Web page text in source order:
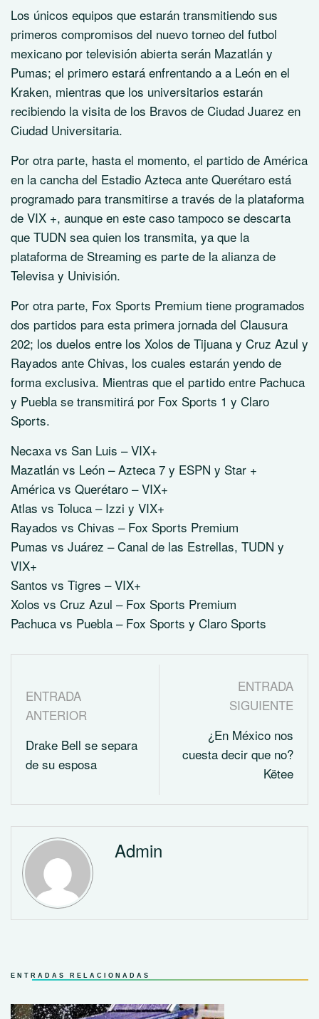
Los únicos equipos que estarán transmitiendo sus
primeros compromisos del nuevo torneo del futbol
mexicano por televisión abierta serán Mazatlán y
Pumas; el primero estará enfrentando a a León en el
Kraken, mientras que los universitarios estarán
recibiendo la visita de los Bravos de Ciudad Juarez en
Ciudad Universitaria.
Por otra parte, hasta el momento, el partido de América
en la cancha del Estadio Azteca ante Querétaro está
programado para transmitirse a través de la plataforma
de VIX +, aunque en este caso tampoco se descarta
que TUDN sea quien los transmita, ya que la
plataforma de Streaming es parte de la alianza de
Televisa y Univisión.
Por otra parte, Fox Sports Premium tiene programados
dos partidos para esta primera jornada del Clausura
202; los duelos entre los Xolos de Tijuana y Cruz Azul y
Rayados ante Chivas, los cuales estarán yendo de
forma exclusiva. Mientras que el partido entre Pachuca
y Puebla se transmitirá por Fox Sports 1 y Claro
Sports.
Necaxa vs San Luis – VIX+
Mazatlán vs León – Azteca 7 y ESPN y Star +
América vs Querétaro – VIX+
Atlas vs Toluca – Izzi y VIX+
Rayados vs Chivas – Fox Sports Premium
Pumas vs Juárez – Canal de las Estrellas, TUDN y
VIX+
Santos vs Tigres – VIX+
Xolos vs Cruz Azul – Fox Sports Premium
Pachuca vs Puebla – Fox Sports y Claro Sports
ENTRADA
ANTERIOR
Drake Bell se separa
de su esposa
ENTRADA
SIGUIENTE
¿En México nos
cuesta decir que no?
Këtee
Admin
ENTRADAS RELACIONADAS